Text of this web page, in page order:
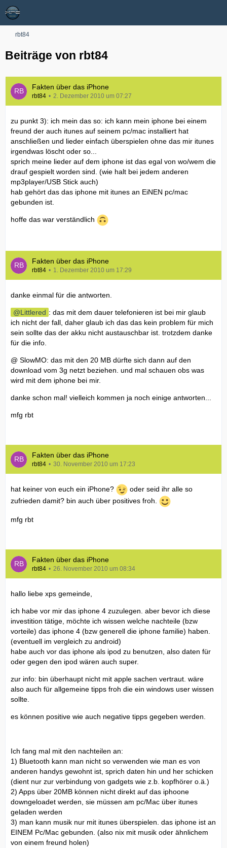
rbt84
Beiträge von rbt84
Fakten über das iPhone
rbt84 2. Dezember 2010 um 07:27
zu punkt 3): ich mein das so: ich kann mein iphone bei einem
freund der auch itunes auf seinem pc/mac installiert hat
anschließen und lieder einfach überspielen ohne das mir itunes
irgendwas löscht oder so...
sprich meine lieder auf dem iphone ist das egal von wo/wem die
drauf gespielt worden sind. (wie halt bei jedem anderen
mp3player/USB Stick auch)
hab gehört das das iphone mit itunes an EiNEN pc/mac
gebunden ist.
hoffe das war verständlich
Fakten über das iPhone
rbt84 1. Dezember 2010 um 17:29
danke einmal für die antworten.
Littlered : das mit dem dauer telefonieren ist bei mir glaub
ich nicht der fall, daher glaub ich das das kein problem für mich
sein sollte das der akku nicht austauschbar ist. trotzdem danke
für die info.
@ SlowMO: das mit den 20 MB dürfte sich dann auf den
download vom 3g netzt beziehen. und mal schauen obs was
wird mit dem iphone bei mir.
danke schon mal! vielleich kommen ja noch einige antworten...
mfg rbt
Fakten über das iPhone
rbt84 30. November 2010 um 17:23
hat keiner von euch ein iPhone?
oder seid ihr alle so
zufrieden damit? bin auch über positives froh.
mfg rbt
Fakten über das iPhone
rbt84 26. November 2010 um 08:34
hallo liebe xps gemeinde,
ich habe vor mir das iphone 4 zuzulegen. aber bevor ich diese
investition tätige, möchte ich wissen welche nachteile (bzw
vorteile) das iphone 4 (bzw generell die iphone familie) haben.
(eventuell im vergleich zu android)
habe auch vor das iphone als ipod zu benutzen, also daten für
oder gegen den ipod wären auch super.
zur info: bin überhaupt nicht mit apple sachen vertraut. wäre
also auch für allgemeine tipps froh die ein windows user wissen
sollte.
es können positive wie auch negative tipps gegeben werden.
Ich fang mal mit den nachteilen an:
1) Bluetooth kann man nicht so verwenden wie man es von
anderen handys gewohnt ist, sprich daten hin und her schicken
(dient nur zur verbindung von gadgets wie z.b. kopfhörer o.ä.)
2) Apps über 20MB können nicht direkt auf das iphoone
downgeloadet werden, sie müssen am pc/Mac über itunes
geladen werden
3) man kann musik nur mit itunes überspielen. das iphone ist an
EINEM Pc/Mac gebunden. (also nix mit musik oder ähnlichem
von einem freund holen)